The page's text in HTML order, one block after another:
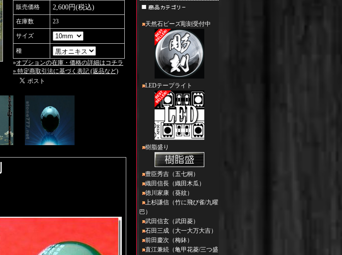
販売価格
2,600円(税込)
在庫数 23
サイズ
種
»オプションの在庫・価格の詳細はコチラ
» 特定商取引法に基づく表記 (返品など)
天然石ビーズ彫刻受付中
LEDテープライト
樹脂盛り
豊臣秀吉（五七桐）
織田信長（織田木瓜）
徳川家康（葵紋）
上杉謙信（竹に飛び雀/九曜
巴）
武田信玄（武田菱）
石田三成（大一大万大吉）
前田慶次（梅鉢）
直江兼続（亀甲花菱/三つ盛